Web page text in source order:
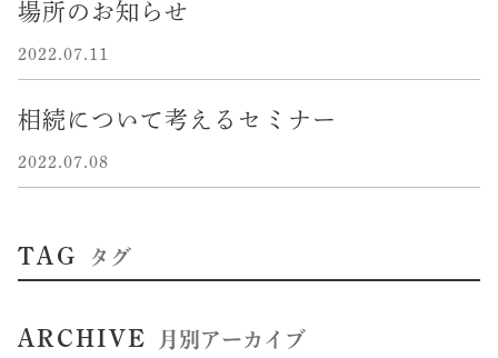
場所のお知らせ
2022.07.11
相続について考えるセミナー
2022.07.08
TAG タグ
ARCHIVE 月別アーカイブ